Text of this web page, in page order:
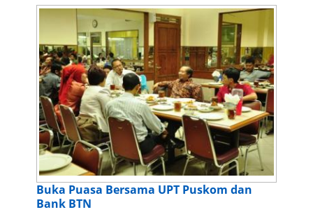
Buka Puasa Bersama UPT Puskom dan
Bank BTN